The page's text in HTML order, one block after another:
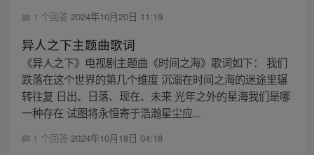
1 个回答 2024年10月20日 11:19
异人之下主题曲歌词
《异人之下》电视剧主题曲《时间之海》歌词如下： 我们
跌落在这个世界的第几个维度 沉溺在时间之海的迷途里辗
转往复 日出、日落、现在、未来 光年之外的星海我们是哪
一种存在 试图将永恒寄于浩瀚星尘应...
1 个回答 2024年10月18日 04:18